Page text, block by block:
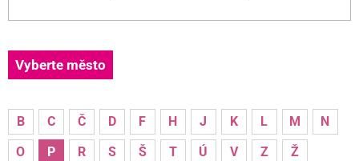
Vyberte město
B C Č D F H J K L M
N
O
P R S Š T Ú V Z
Ž